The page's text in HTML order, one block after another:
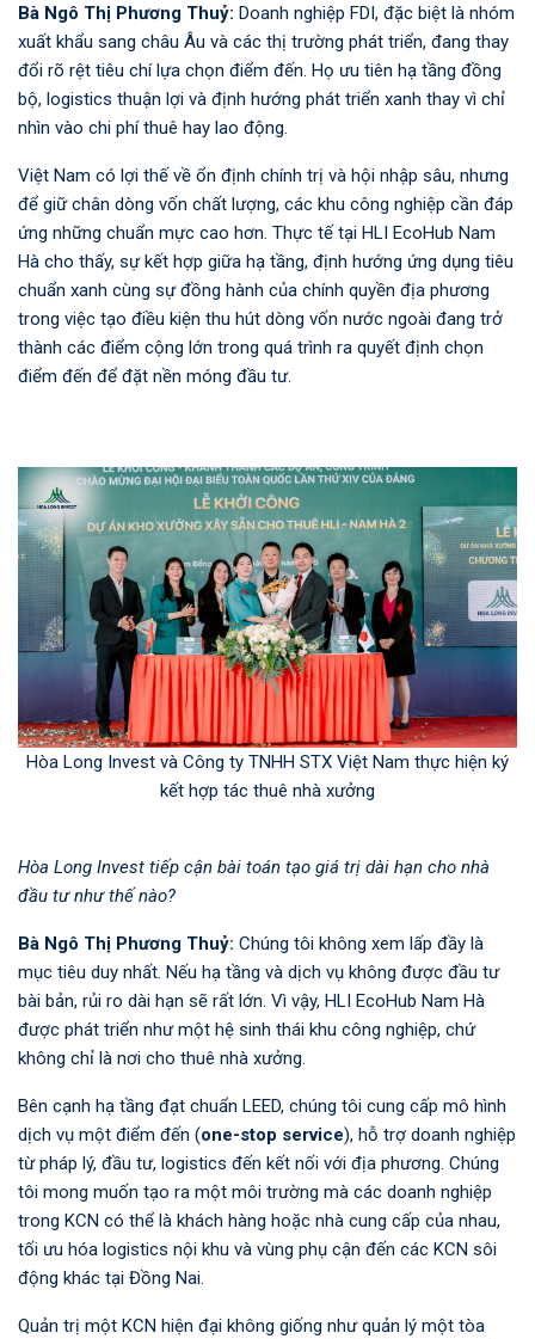
Bà Ngô Thị Phương Thuỷ: Doanh nghiệp FDI, đặc biệt là nhóm
xuất khẩu sang châu Âu và các thị trường phát triển, đang thay
đổi rõ rệt tiêu chí lựa chọn điểm đến. Họ ưu tiên hạ tầng đồng
bộ, logistics thuận lợi và định hướng phát triển xanh thay vì chỉ
nhìn vào chi phí thuê hay lao động.
Việt Nam có lợi thế về ổn định chính trị và hội nhập sâu, nhưng
để giữ chân dòng vốn chất lượng, các khu công nghiệp cần đáp
ứng những chuẩn mực cao hơn. Thực tế tại HLI EcoHub Nam
Hà cho thấy, sự kết hợp giữa hạ tầng, định hướng ứng dụng tiêu
chuẩn xanh cùng sự đồng hành của chính quyền địa phương
trong việc tạo điều kiện thu hút dòng vốn nước ngoài đang trở
thành các điểm cộng lớn trong quá trình ra quyết định chọn
điểm đến để đặt nền móng đầu tư.
Hòa Long Invest và Công ty TNHH STX Việt Nam thực hiện ký
kết hợp tác thuê nhà xưởng
Hòa Long Invest tiếp cận bài toán tạo giá trị dài hạn cho nhà
đầu tư như thế nào?
Bà Ngô Thị Phương Thuỷ: Chúng tôi không xem lấp đầy là
mục tiêu duy nhất. Nếu hạ tầng và dịch vụ không được đầu tư
bài bản, rủi ro dài hạn sẽ rất lớn. Vì vậy, HLI EcoHub Nam Hà
được phát triển như một hệ sinh thái khu công nghiệp, chứ
không chỉ là nơi cho thuê nhà xưởng.
Bên cạnh hạ tầng đạt chuẩn LEED, chúng tôi cung cấp mô hình
dịch vụ một điểm đến (one-stop service), hỗ trợ doanh nghiệp
từ pháp lý, đầu tư, logistics đến kết nối với địa phương. Chúng
tôi mong muốn tạo ra một môi trường mà các doanh nghiệp
trong KCN có thể là khách hàng hoặc nhà cung cấp của nhau,
tối ưu hóa logistics nội khu và vùng phụ cận đến các KCN sôi
động khác tại Đồng Nai.
Quản trị một KCN hiện đại không giống như quản lý một tòa